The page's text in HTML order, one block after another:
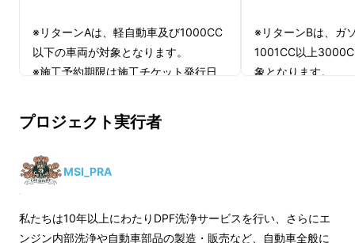
とにより通常のフラッシングでは除去できない
ピストンリングの裏側のスラッジまで取り除き
ます。
洗浄液回収後にはエンジン内部にエアを送り込
出致します。
にTEREXSを施工した際のフィルターになりま
※リターンAは、軽自動車及び1000CC
以下の車両が対象となります。
※施工予約期限は施工チケット発行日
※車種により施工が出来ない場合、及
びTEREXSエンジンオイルがご用意で
※リターンBは、ガ
1001CC以上
象となります。
プロジェクト実行者
MSI_PRA
私たちは10年以上にわたりDPF洗浄サービスを行い、さらにエ
ンジン内部洗浄や自動車部品の製造・販売など、自動車全般に